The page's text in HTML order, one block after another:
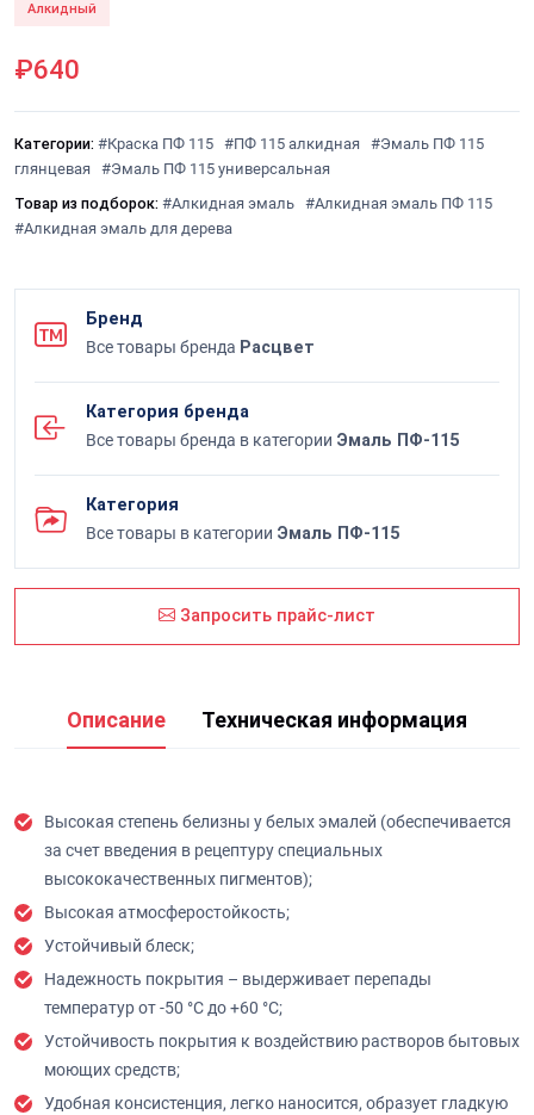
Алкидный
₽640
Категории: #Краска ПФ 115 #ПФ 115 алкидная #Эмаль ПФ 115
глянцевая #Эмаль ПФ 115 универсальная
Товар из подборок: #Алкидная эмаль #Алкидная эмаль ПФ 115
#Алкидная эмаль для дерева
Бренд
Все товары бренда Расцвет
Категория бренда
Все товары бренда в категории Эмаль ПФ-115
Категория
Все товары в категории Эмаль ПФ-115
Запросить прайс-лист
Описание Техническая информация
Высокая степень белизны у белых эмалей (обеспечивается
за счет введения в рецептуру специальных
высококачественных пигментов);
Высокая атмосферостойкость;
Устойчивый блеск;
Надежность покрытия – выдерживает перепады
температур от -50 °С до +60 °С;
Устойчивость покрытия к воздействию растворов бытовых
моющих средств;
Удобная консистенция, легко наносится, образует гладкую